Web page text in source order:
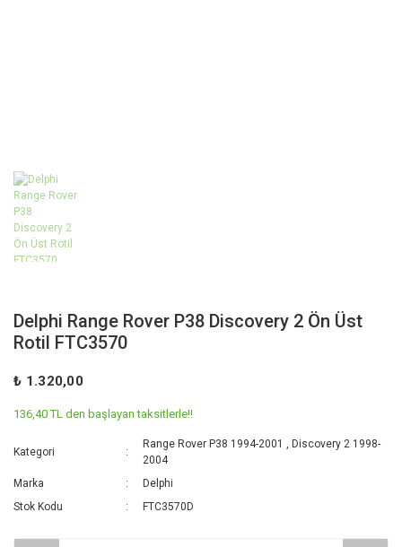
Delphi Range Rover P38 Discovery 2 Ön Üst
Rotil FTC3570
₺ 1.320,00
136,40 TL den başlayan taksitlerle!!
Kategori
Range Rover P38 1994-2001 ,Discovery 2 1998-
2004
Marka
Delphi
Stok Kodu
FTC3570D